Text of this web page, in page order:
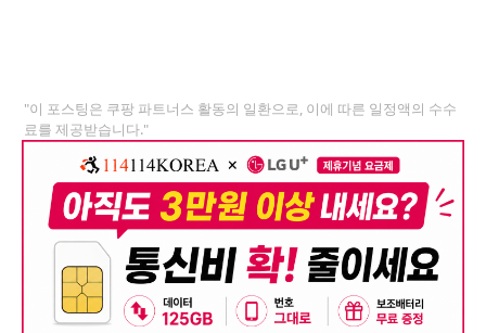
"이 포스팅은 쿠팡 파트너스 활동의 일환으로, 이에 따른 일정액의 수수
료를 제공받습니다."